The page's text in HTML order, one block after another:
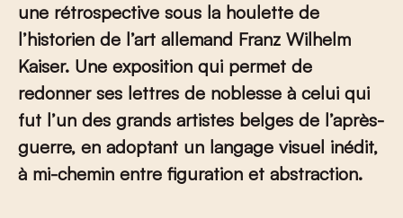
une rétrospective sous la houlette de
l’historien de l’art allemand Franz Wilhelm
Kaiser. Une exposition qui permet de
redonner ses lettres de noblesse à celui qui
fut l’un des grands artistes belges de l’après-
guerre, en adoptant un langage visuel inédit,
à mi-chemin entre figuration et abstraction.